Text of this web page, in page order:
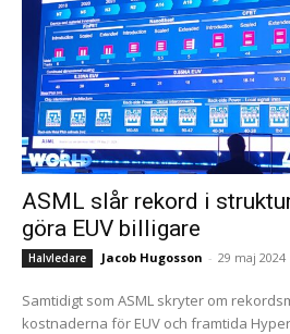
ASML slår rekord i
göra EUV billigare
Halvledare Jacob Hugosson - 29 maj 2024
Samtidigt som ASML skryter om
kostnaderna för EUV och framtida